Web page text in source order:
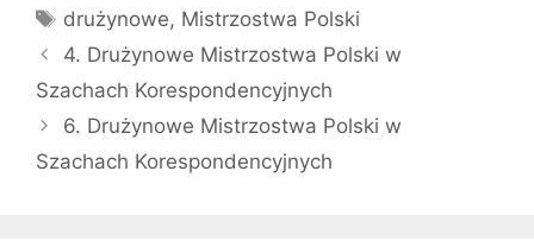
Tagi
drużynowe, Mistrzostwa Polski
4. Drużynowe Mistrzostwa Polski w
Szachach Korespondencyjnych
6. Drużynowe Mistrzostwa Polski w
Szachach Korespondencyjnych